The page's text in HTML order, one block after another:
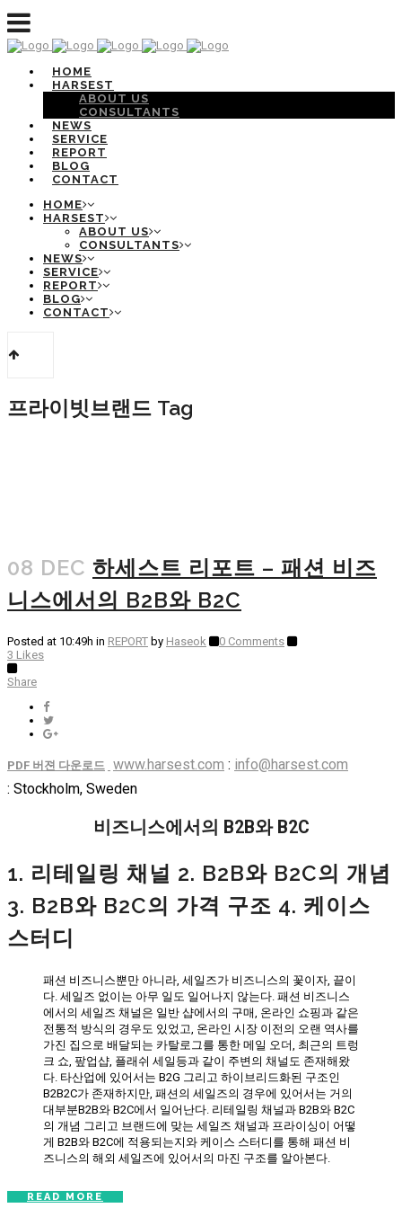
HOME
HARSEST
ABOUT US
CONSULTANTS
NEWS
SERVICE
REPORT
BLOG
CONTACT
HOME
HARSEST
ABOUT US
CONSULTANTS
NEWS
SERVICE
REPORT
BLOG
CONTACT
프라이빗브랜드 Tag
08 DEC 하세스트 리포트 – 패션 비즈
니스에서의 B2B와 B2C
Posted at 10:49h in REPORT by Haseok
0 Comments
3 Likes
Share
PDF 버젼 다운로드 www.harsest.com : info@harsest.com
: Stockholm, Sweden
비즈니스에서의 B2B와 B2C
1. 리테일링 채널 2. B2B와 B2C의 개념
3. B2B와 B2C의 가격 구조 4. 케이스
스터디
패션 비즈니스뿐만 아니라, 세일즈가 비즈니스의 꽃이자, 끝이
다. 세일즈 없이는 아무 일도 일어나지 않는다. 패션 비즈니스
에서의 세일즈 채널은 일반 샵에서의 구매, 온라인 쇼핑과 같은
전통적 방식의 경우도 있었고, 온라인 시장 이전의 오랜 역사를
가진 집으로 배달되는 카탈로그를 통한 메일 오더, 최근의 트렁
크 쇼, 팦업샵, 플래쉬 세일등과 같이 주변의 채널도 존재해왔
다. 타산업에 있어서는 B2G 그리고 하이브리드화된 구조인
B2B2C가 존재하지만, 패션의 세일즈의 경우에 있어서는 거의
대부분B2B와 B2C에서 일어난다. 리테일링 채널과 B2B와 B2C
의 개념 그리고 브랜드에 맞는 세일즈 채널과 프라이싱이 어떻
게 B2B와 B2C에 적용되는지와 케이스 스터디를 통해 패션 비
즈니스의 해외 세일즈에 있어서의 마진 구조를 알아본다.
READ MORE